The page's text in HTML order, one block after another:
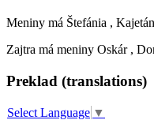
Meniny má Štefánia ,
Zajtra má meniny Oskár ,
Preklad (translations)
Select Language ▼